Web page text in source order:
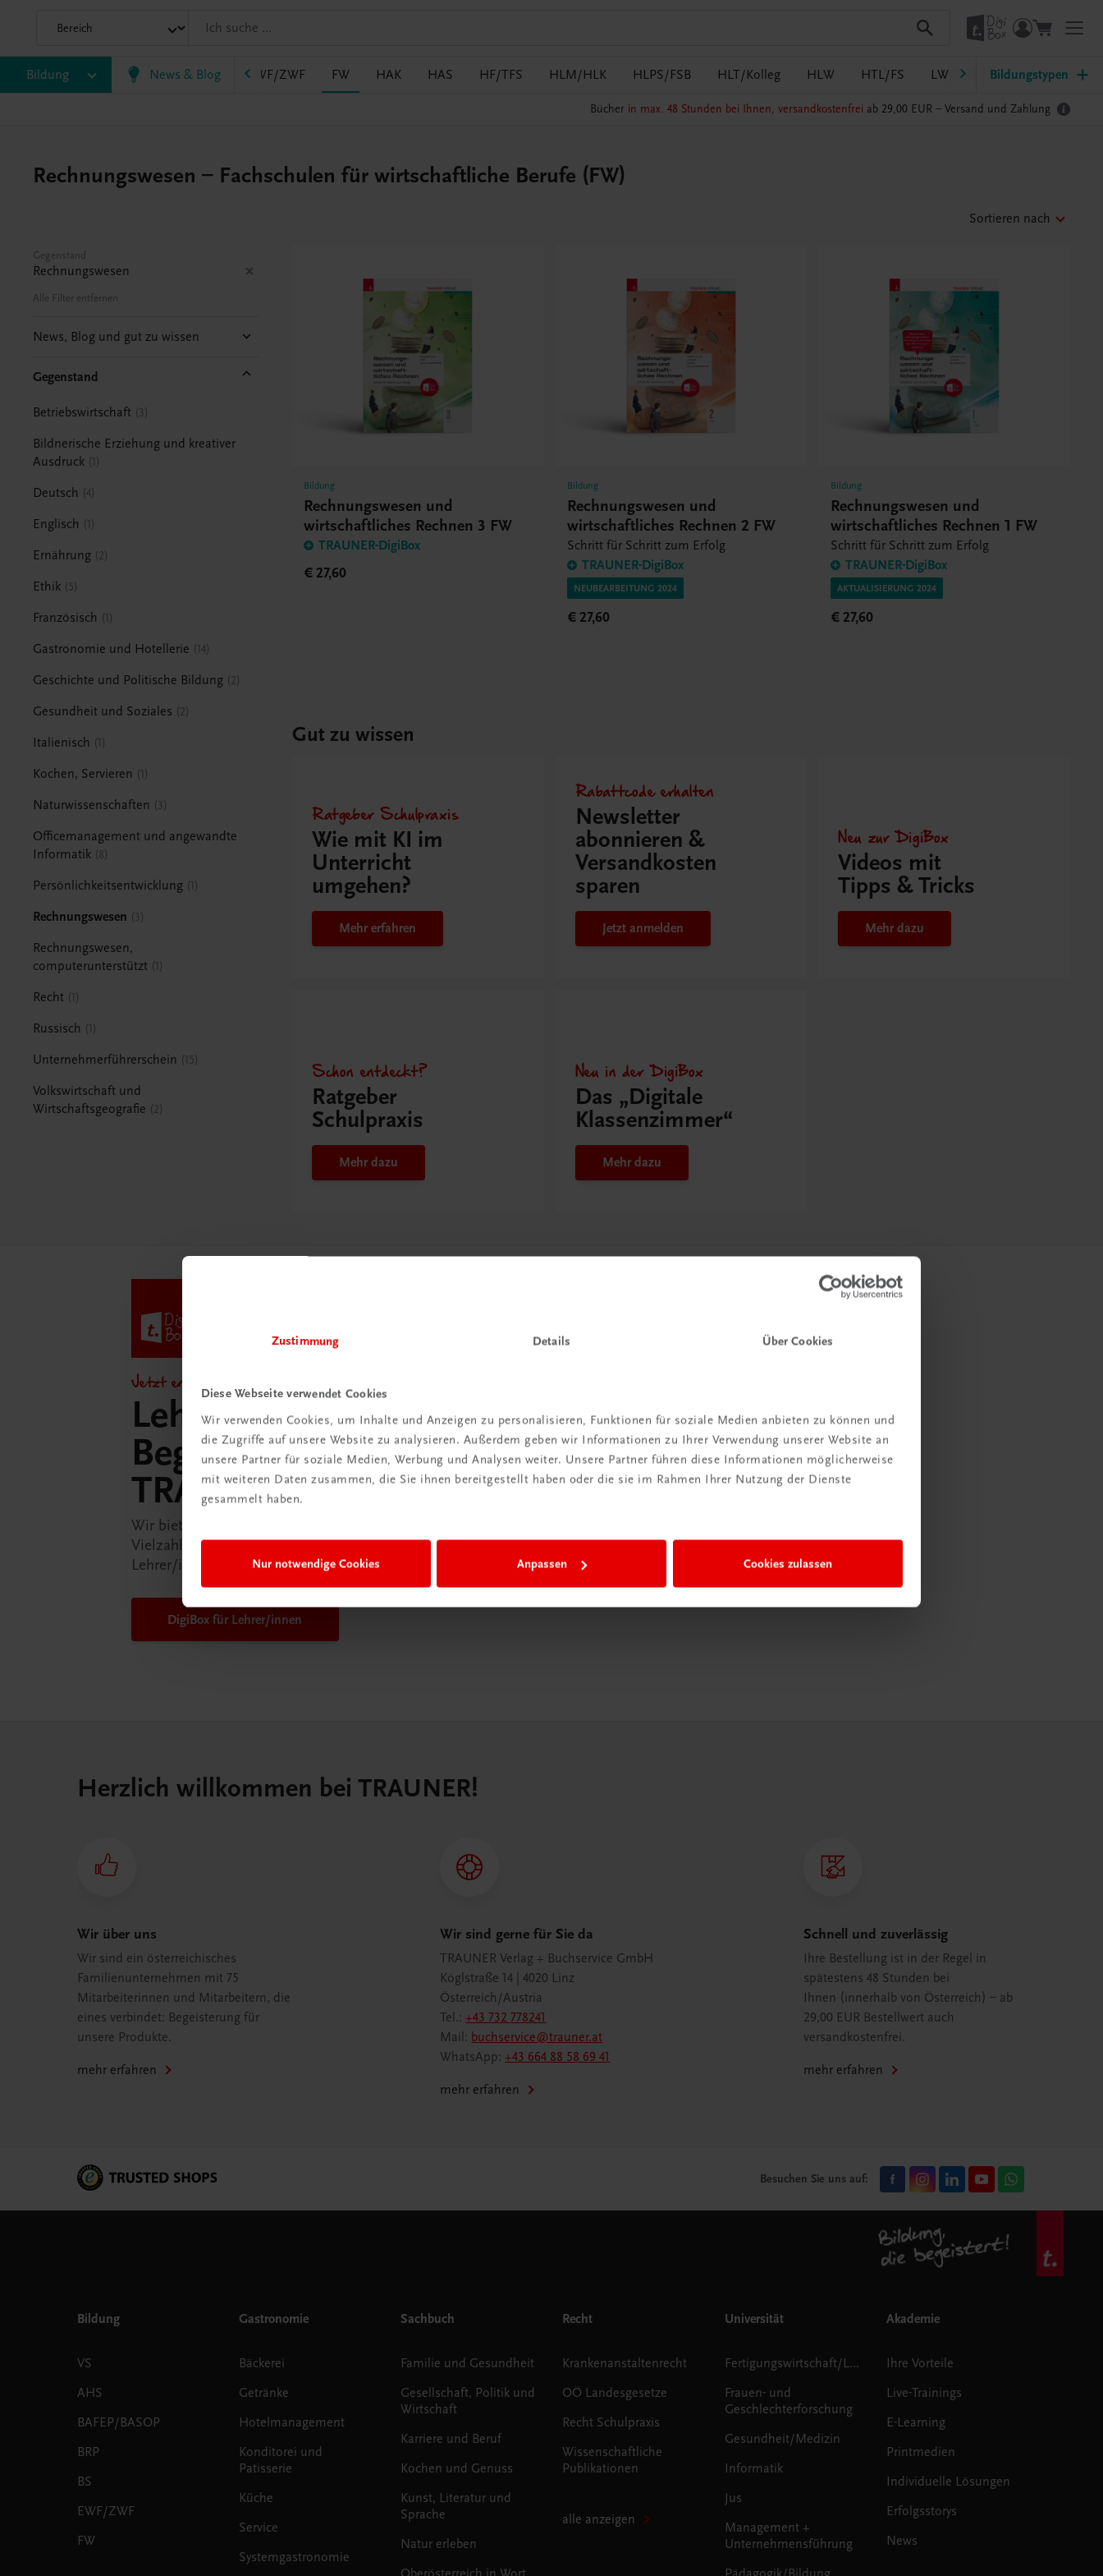
Zustimmung Details Über Cookies
Diese Webseite verwendet Cookies
Wir verwenden Cookies, um Inhalte und Anzeigen zu personalisieren, Funktionen für soziale Medien anbieten zu können und
die Zugriffe auf unsere Website zu analysieren. Außerdem geben wir Informationen zu Ihrer Verwendung unserer Website an
unsere Partner für soziale Medien, Werbung und Analysen weiter. Unsere Partner führen diese Informationen möglicherweise
mit weiteren Daten zusammen, die Sie ihnen bereitgestellt haben oder die sie im Rahmen Ihrer Nutzung der Dienste
gesammelt haben.
Nur notwendige Cookies Anpassen Cookies zulassen
Bildung News & Blog
BAFEP/BASOP BRP BS EWF/ZWF FW HAK HAS HF/TFS HLM/HLK HLPS/FSB HLT/Kolleg HLW HTL/FS LW/LWBF MS/ASO
Bildungstypen
Bücher in max. 48 Stunden bei Ihnen, versandkostenfrei ab 29,00 EUR – Versand und Zahlung
Rechnungswesen – Fachschulen für wirtschaftliche Berufe (FW)
Sortieren nach
Gegenstand
Rechnungswesen
Alle Filter entfernen
News, Blog und gut zu wissen
Gegenstand
Betriebswirtschaft 3
Bildnerische Erziehung und kreativer
Ausdruck 1
Deutsch 4
Englisch 1
Ernährung 2
Ethik 5
Französisch 1
Gastronomie und Hotellerie 14
Geschichte und Politische Bildung 2
Gesundheit und Soziales 2
Italienisch 1
Kochen, Servieren 1
Naturwissenschaften 3
Officemanagement und angewandte
Informatik 8
Persönlichkeitsentwicklung 1
Rechnungswesen 3
Rechnungswesen,
computerunterstützt 1
Recht 1
Russisch 1
Unternehmerführerschein 15
Volkswirtschaft und
Wirtschaftsgeografie
2
Bildung
Rechnungswesen und
wirtschaftliches Rechnen 3 FW
TRAUNER-DigiBox
€ 27,60
Bildung
Rechnungswesen und
wirtschaftliches Rechnen 2 FW
Schritt für Schritt zum Erfolg
TRAUNER-DigiBox
NEUBEARBEITUNG 2024
€ 27,60
Bildung
Rechnungswesen und
wirtschaftliches Rechnen 1 FW
Schritt für Schritt zum Erfolg
TRAUNER-DigiBox
AKTUALISIERUNG 2024
€ 27,60
Gut zu wissen
Ratgeber Schulpraxis
Wie mit KI im
Unterricht
umgehen?
Mehr erfahren
Rabattcode erhalten
Newsletter
abonnieren &
Versandkosten
sparen
Jetzt anmelden
Neu zur DigiBox
Videos mit
Tipps & Tricks
Mehr dazu
Schon entdeckt?
Ratgeber
Schulpraxis
Mehr dazu
Neu in der DigiBox
Das „Digitale
Klassenzimmer“
Mehr dazu
Jetzt entdecken!
Lehrer/innen-
Begleitpakete in der
TRAUNER-DigiBox
Wir bieten Ihnen in der TRAUNER-DigiBox eine
Vielzahl an Services an, die Ihr Leben als
Lehrer/in ein Stück einfacher machen.
DigiBox für Lehrer/innen
Herzlich willkommen bei TRAUNER!
Wir über uns
Wir sind ein österreichisches
Familienunternehmen mit 75
Mitarbeiterinnen und Mitarbeitern, die
eines verbindet: Begeisterung für
unsere Produkte.
mehr erfahren
Wir sind gerne für Sie da
TRAUNER Verlag + Buchservice GmbH
Köglstraße 14 | 4020 Linz
Österreich/Austria
Tel.:+43 732 778241
Mail: buchservice@trauner.at
WhatsApp:+43 664 88 58 69 41
mehr erfahren
Schnell und zuverlässig
Ihre Bestellung ist in der Regel in
spätestens 48 Stunden bei
Ihnen (innerhalb von Österreich) – ab
29,00 EUR Bestellwert auch
versandkostenfrei.
mehr erfahren
Besuchen Sie uns auf:
Bildung
VS
AHS
BAFEP/BASOP
BRP
BS
EWF/ZWF
FW
Gastronomie
Bäckerei
Getränke
Hotelmanagement
Konditorei und
Patisserie
Küche
Service
Systemgastronomie
Sachbuch
Familie und Gesundheit
Gesellschaft, Politik und
Wirtschaft
Karriere und Beruf
Kochen und Genuss
Kunst, Literatur und
Sprache
Natur erleben
Recht
Krankenanstaltenrecht
OÖ Landesgesetze
Recht Schulpraxis
Wissenschaftliche
Publikationen
alle anzeigen
Universität
Fertigungswirtschaft/Logistik
Frauen- und
Geschlechterforschung
Gesundheit/Medizin
Informatik
Jus
Management +
Unternehmensführung
Akademie
Ihre Vorteile
Live-Trainings
E-Learning
Printmedien
Individuelle Lösungen
Erfolgsstorys
News